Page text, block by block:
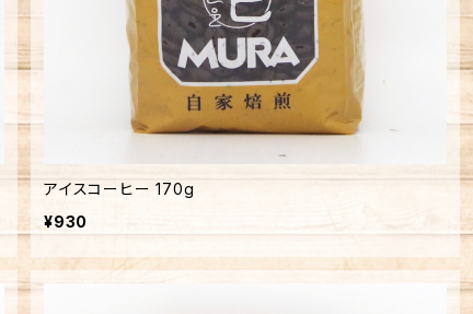
アイスコーヒー 170g
¥930